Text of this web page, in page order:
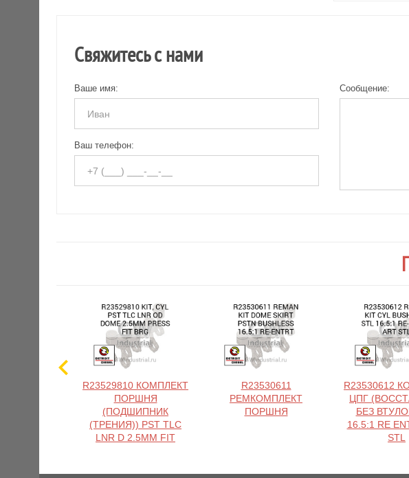
Свяжитесь с нами
Ваше имя:
Ваш телефон:
Сообщение:
R23529810 КОМПЛЕКТ
ПОРШНЯ
(ПОДШИПНИК
(ТРЕНИЯ)) PST TLC
LNR D 2.5MM FIT
R23530611
РЕМКОМПЛЕКТ
ПОРШНЯ
R23530612
ЦПГ
БЕЗ
16.5:1 RE
STL